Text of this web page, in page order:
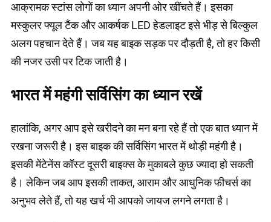
आक्रामक स्टांस लोगों का ध्यान अपनी ओर खींचते हैं। इसका
मस्कुलर फ्यूल टैंक और आकर्षक LED हेडलाइट इसे भीड़ से बिल्कुल
अलग पहचान देते हैं। जब यह बाइक सड़क पर दौड़ती है, तो हर किसी
की नजर उसी पर टिक जाती है।
भारत में महंगी सर्विसिंग का ध्यान रखें
हालांकि, अगर आप इसे खरीदने का मन बना रहे हैं तो एक बात ध्यान में
रखना जरूरी है। इस बाइक की सर्विसिंग भारत में थोड़ी महंगी है।
इसकी मेंटेनेंस कॉस्ट दूसरी बाइक्स के मुकाबले कुछ ज्यादा हो सकती
है। लेकिन जब आप इसकी ताकत, आराम और आधुनिक फीचर्स का
अनुभव लेते हैं, तो यह खर्च भी आपको जायज लगने लगता है।